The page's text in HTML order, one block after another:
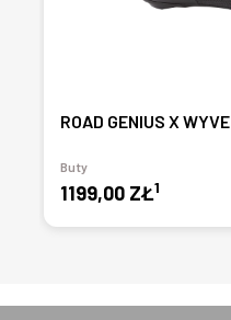
ROAD GENIUS X WYVE
Buty
1199,00 ZŁ1